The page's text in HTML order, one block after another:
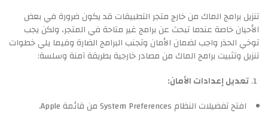
تنزيل برامج الماك من خارج متجر التطبيقات قد يكون ضرورة في بعض
الأحيان خاصة عندما تبحث عن برامج غير متاحة في المتجر، ولكن يجب
توخي الحذر واجب لضمان الأمان وتجنب البرامج الضارة وفيما يلي خطوات
تنزيل وتثبيت برامج الماك من مصادر خارجية بطريقة آمنة وسلسة:
تعديل إعدادات الأمان:
افتح تفضيلات النظام System Preferences من قائمة Apple.